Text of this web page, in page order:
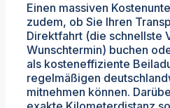
Einen massiven
zudem, ob Sie Ihren
Direktfahrt (die schnellste
Wunschtermin) buchen
als kosteneffiziente
regelmäßigen
mitnehmen können.